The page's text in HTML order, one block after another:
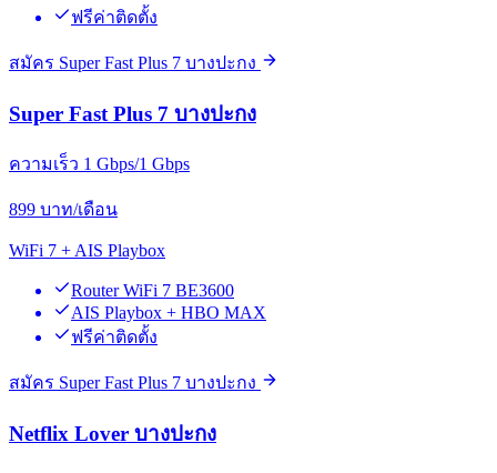
ฟรีค่าติดตั้ง
สมัคร Super Fast Plus 7 บางปะกง
Super Fast Plus 7 บางปะกง
ความเร็ว 1 Gbps/1 Gbps
899 บาท/เดือน
WiFi 7 + AIS Playbox
Router WiFi 7 BE3600
AIS Playbox + HBO MAX
ฟรีค่าติดตั้ง
สมัคร Super Fast Plus 7 บางปะกง
Netflix Lover บางปะกง